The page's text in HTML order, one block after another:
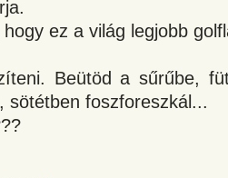
ez a világ legjobb
Beütöd a sűrűbe,
sötétben foszforeszkál...